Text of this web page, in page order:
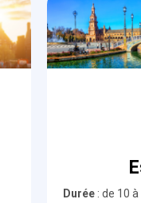
Durée : de 10